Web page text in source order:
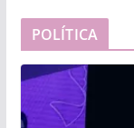
POLÍTICA